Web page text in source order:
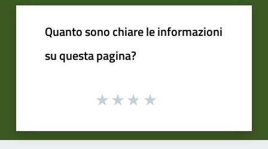
Quanto sono chiare le informazioni
su questa pagina?